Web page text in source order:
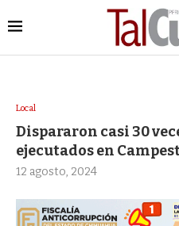
Local
Dispararon casi 30
ejecutados en
12 agosto, 2024